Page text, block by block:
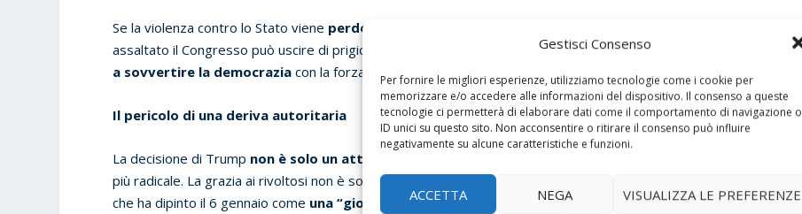
Gestisci Consenso
Per fornire le migliori esperienze, utilizziamo tecnologie come i cookie per
memorizzare e/o accedere alle informazioni del dispositivo. Il consenso a queste
tecnologie ci permetterà di elaborare dati come il comportamento di navigazione o
ID unici su questo sito. Non acconsentire o ritirare il consenso può influire
negativamente su alcune caratteristiche e funzioni.
ACCETTA NEGA VISUALIZZA LE PREFERENZE
Se la violenza contro lo Stato viene perdonata e premiata
assaltato il Congresso può uscire di prigione come un eroe, cosa impedirà domani a nuovi estremisti di
provare
a sovvertire la democrazia con la forza?
Il pericolo di una deriva autoritaria
La decisione di Trump non è solo un atto di clemenza
più radicale. La grazia ai rivoltosi non è solo il punto finale della narrazione revisionista della destra americana –
che ha dipinto il 6 gennaio come una “giornata d’amore” o una protesta pacifica– ma èanche un avviso